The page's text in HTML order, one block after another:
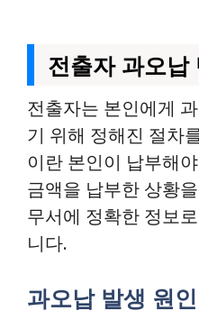
전출자 과오납
전출자는 본인에게
기 위해 정해진 절차
이란 본인이 납부해
금액을 납부한 상황
무서에 정확한 정보
니다.
과오납 발생 원인